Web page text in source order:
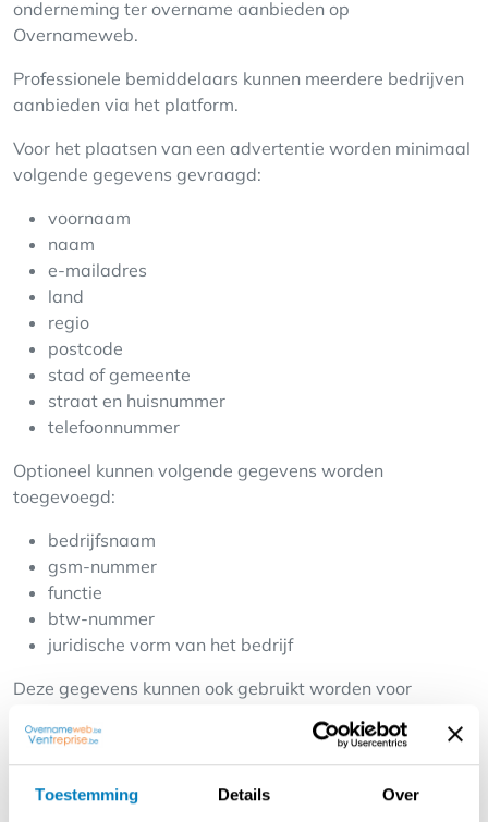
Toestemming Details Over
onderneming ter overname aanbieden op
Overnameweb.
Professionele bemiddelaars kunnen meerdere bedrijven
aanbieden via het platform.
Voor het plaatsen van een advertentie worden minimaal
volgende gegevens gevraagd:
voornaam
naam
e-mailadres
land
regio
postcode
stad of gemeente
straat en huisnummer
telefoonnummer
Optioneel kunnen volgende gegevens worden
toegevoegd:
bedrijfsnaam
gsm-nummer
functie
btw-nummer
juridische vorm van het bedrijf
Deze gegevens kunnen ook gebruikt worden voor
hun profielpagina.